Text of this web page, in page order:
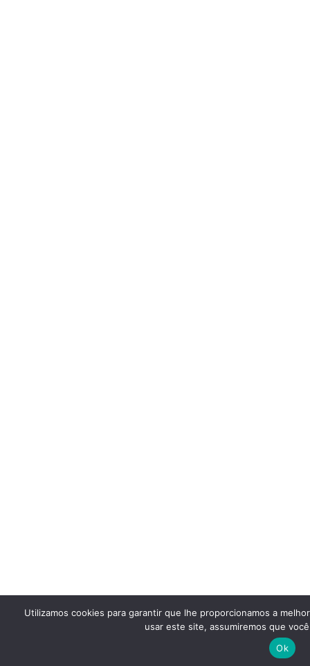
Utilizamos cookies para garantir que lhe proporcionamos a
usar este site, assumiremos que
Ok